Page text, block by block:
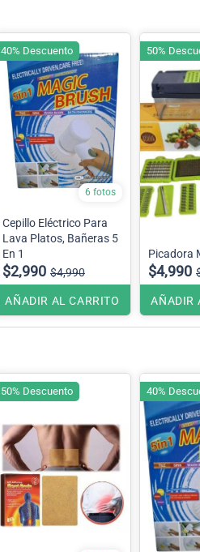
6 fotos
Cepillo Eléctrico Para
Lava Platos, Bañeras 5
En 1
$2,990 $4,990
AÑADIR AL CARRITO
40% Descuento
Picadora
$4,990
AÑADIR
50%
50% Descuento 40%